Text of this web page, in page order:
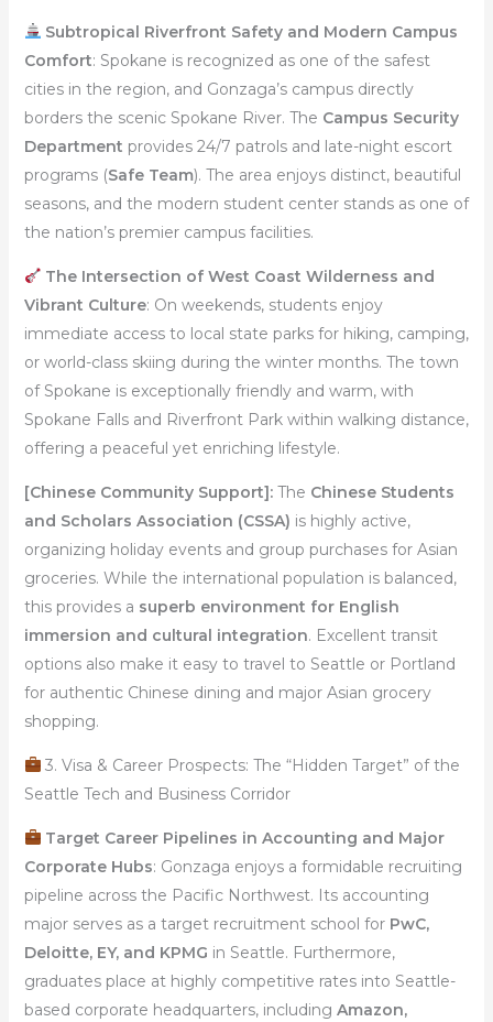
Subtropical Riverfront Safety and Modern Campus
Comfort: Spokane is recognized as one of the safest
cities in the region, and Gonzaga’s campus directly
borders the scenic Spokane River. The Campus Security
Department provides 24/7 patrols and late-night escort
programs (Safe Team). The area enjoys distinct, beautiful
seasons, and the modern student center stands as one of
the nation’s premier campus facilities.
The Intersection of West Coast Wilderness and
Vibrant Culture: On weekends, students enjoy
immediate access to local state parks for hiking, camping,
or world-class skiing during the winter months. The town
of Spokane is exceptionally friendly and warm, with
Spokane Falls and Riverfront Park within walking distance,
offering a peaceful yet enriching lifestyle.
[Chinese Community Support]:The Chinese Students
and Scholars Association (CSSA) is highly active,
organizing holiday events and group purchases for Asian
groceries. While the international population is balanced,
this provides a superb environment for English
immersion and cultural integration. Excellent transit
options also make it easy to travel to Seattle or Portland
for authentic Chinese dining and major Asian grocery
shopping.
3. Visa & Career Prospects: The “Hidden Target” of the
Seattle Tech and Business Corridor
Target Career Pipelines in Accounting and Major
Corporate Hubs: Gonzaga enjoys a formidable recruiting
pipeline across the Pacific Northwest. Its accounting
major serves as a target recruitment school for PwC,
Deloitte, EY, and KPMG in Seattle. Furthermore,
graduates place at highly competitive rates into Seattle-
based corporate headquarters, including Amazon,